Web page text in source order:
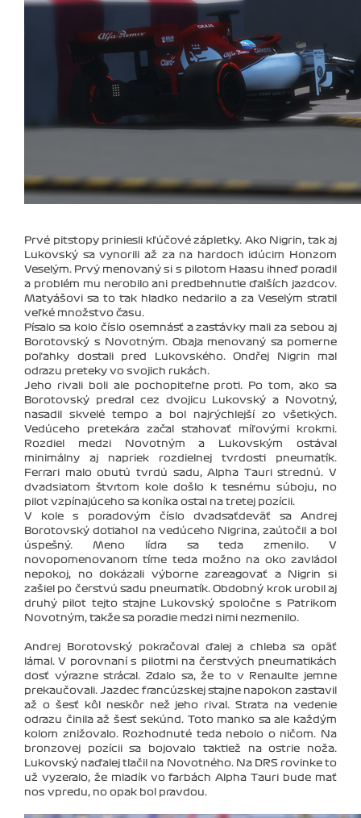
Prvé pitstopy priniesli kľúčové zápletky. Ako Nigrin, tak aj
Lukovský sa vynorili až za na hardoch idúcim Honzom
Veselým. Prvý menovaný si s pilotom Haasu ihneď poradil
a problém mu nerobilo ani predbehnutie ďalších jazdcov.
Matyášovi sa to tak hladko nedarilo a za Veselým stratil
veľké množstvo času.
Písalo sa kolo číslo osemnásť a zastávky mali za sebou aj
Borotovský s Novotným. Obaja menovaný sa pomerne
poľahky dostali pred Lukovského. Ondřej Nigrin mal
odrazu preteky vo svojich rukách.
Jeho rivali boli ale pochopiteľne proti. Po tom, ako sa
Borotovský predral cez dvojicu Lukovský a Novotný,
nasadil skvelé tempo a bol najrýchlejší zo všetkých.
Vedúceho pretekára začal sťahovať míľovými krokmi.
Rozdiel medzi Novotným a Lukovským ostával
minimálny aj napriek rozdielnej tvrdosti pneumatík.
Ferrari malo obutú tvrdú sadu, Alpha Tauri strednú. V
dvadsiatom štvrtom kole došlo k tesnému súboju, no
pilot vzpínajúceho sa koníka ostal na tretej pozícii.
V kole s poradovým číslo dvadsaťdeväť sa Andrej
Borotovský dotiahol na vedúceho Nigrina, zaútočil a bol
úspešný. Meno lídra sa teda zmenilo. V
novopomenovanom tíme teda možno na oko zavládol
nepokoj, no dokázali výborne zareagovať a Nigrin si
zašiel po čerstvú sadu pneumatík. Obdobný krok urobil aj
druhý pilot tejto stajne Lukovský spoločne s Patrikom
Novotným, takže sa poradie medzi nimi nezmenilo.
Andrej Borotovský pokračoval ďalej a chleba sa opäť
lámal. V porovnaní s pilotmi na čerstvých pneumatikách
dosť výrazne strácal. Zdalo sa, že to v Renaulte jemne
prekaučovali. Jazdec francúzskej stajne napokon zastavil
až o šesť kôl neskôr než jeho rival. Strata na vedenie
odrazu činila až šesť sekúnd. Toto manko sa ale každým
kolom znižovalo. Rozhodnuté teda nebolo o ničom. Na
bronzovej pozícii sa bojovalo taktiež na ostrie noža.
Lukovský naďalej tlačil na Novotného. Na DRS rovinke to
už vyzeralo, že mladík vo farbách Alpha Tauri bude mať
nos vpredu, no opak bol pravdou.